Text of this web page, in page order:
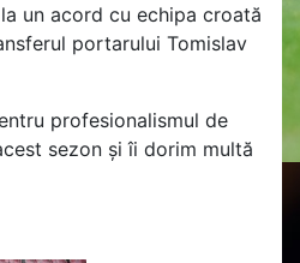
un acord cu echipa croată
portarului Tomislav
profesionalismul de
sezon și îi dorim multă